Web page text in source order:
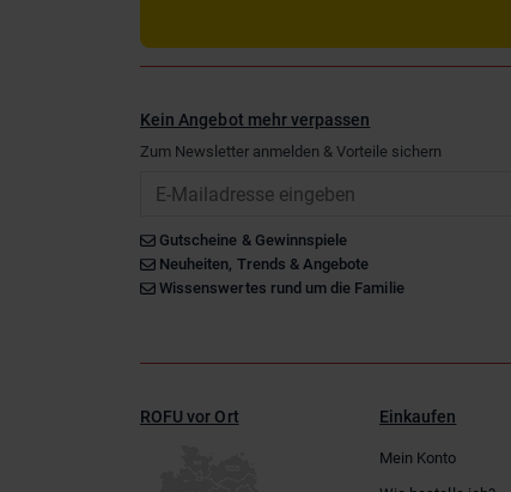
Kein Angebot mehr verpassen
Zum Newsletter anmelden & Vorteile sichern
Gutscheine & Gewinnspiele
Neuheiten, Trends & Angebote
Wissenswertes rund um die Familie
ROFU vor Ort Einkaufen
Mein Konto